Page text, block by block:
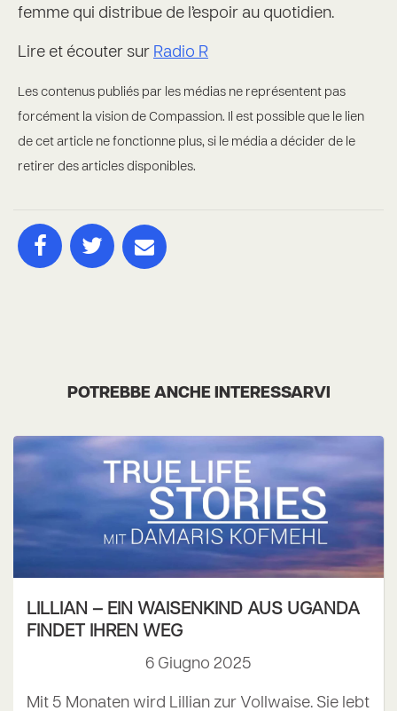
femme qui distribue de l’espoir au quotidien.
Lire et écouter sur Radio R
Les contenus publiés par les médias ne représentent pas
forcément la vision de Compassion. Il est possible que le lien
de cet article ne fonctionne plus, si le média a décider de le
retirer des articles disponibles.
POTREBBE ANCHE INTERESSARVI
LILLIAN – EIN WAISENKIND AUS UGANDA
FINDET IHREN WEG
6 Giugno 2025
Mit 5 Monaten wird Lillian zur Vollwaise. Sie lebt